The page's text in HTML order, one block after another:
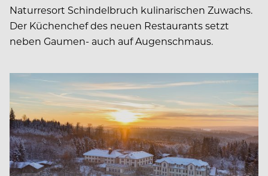
Naturresort Schindelbruch kulinarischen Zuwachs.
Der Küchenchef des neuen Restaurants setzt
neben Gaumen- auch auf Augenschmaus.